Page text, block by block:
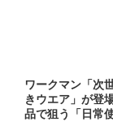
ワークマン「次
きウエア」が
品で狙う「日常